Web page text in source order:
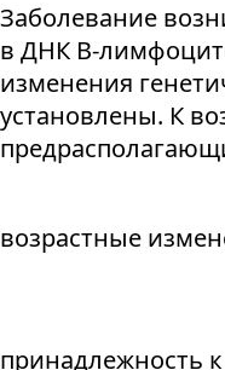
Заболевание
в ДНК В-
изменения
установлены. К
возрастные
принадлежность